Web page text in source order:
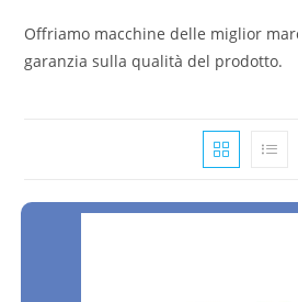
Offriamo macchine delle miglior
garanzia sulla qualità del prodotto.